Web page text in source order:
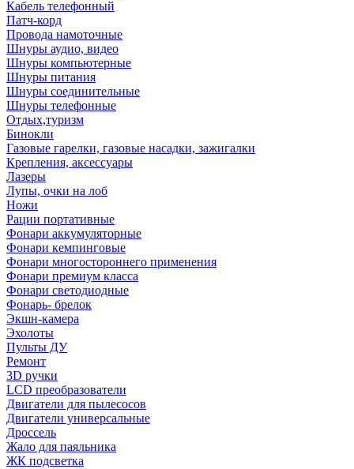
Кабель телефонный
Патч-корд
Провода намоточные
Шнуры аудио, видео
Шнуры компьютерные
Шнуры питания
Шнуры соединительные
Шнуры телефонные
Отдых,туризм
Бинокли
Газовые гарелки, газовые насадки, зажигалки
Крепления, аксессуары
Лазеры
Лупы, очки на лоб
Ножи
Рации портативные
Фонари аккумуляторные
Фонари кемпинговые
Фонари многостороннего применения
Фонари премиум класса
Фонари светодиодные
Фонарь- брелок
Экшн-камера
Эхолоты
Пульты ДУ
Ремонт
3D ручки
LCD преобразователи
Двигатели для пылесосов
Двигатели универсальные
Дроссель
Жало для паяльника
ЖК подсветка